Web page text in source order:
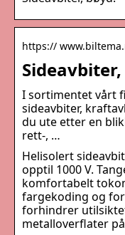
https://
I sortimentet vårt
sideavbiter,
du ute etter en
rett-, …
Helisolert
opptil 1000 V.
komfortabelt
fargekoding og
forhindrer
metalloverflater